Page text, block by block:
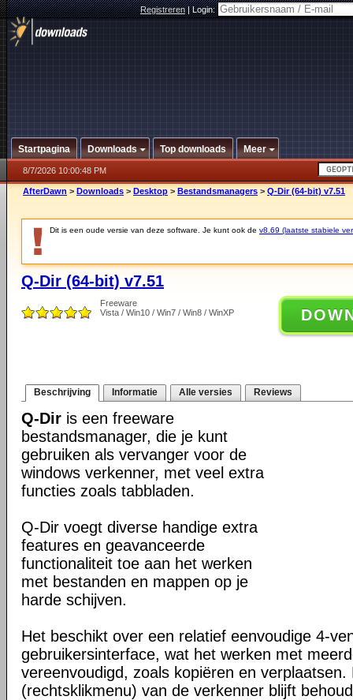
Registreren|Login:
Startpagina Downloads Top downloads Meer
8/7/2026 10:00:48 PM
AfterDawn > Downloads > Desktop > Bestandsmanagers > Q-Dir (64-bit) v7.51
Dit is een oude versie van deze software. Je kunt ook de v8.69 (laatste stabiele
Q-Dir (64-bit) v7.51
Freeware
Vista / Win10 / Win7 / Win8 / WinXP
Beschrijving Informatie Alle versies Reviews
Q-Dir is een freeware
bestandsmanager, die je kunt
gebruiken als vervanger voor de
windows verkenner, met veel extra
functies zoals tabbladen.
Q-Dir voegt diverse handige extra
features en geavanceerde
functionaliteit toe aan het werken
met bestanden en mappen op je
harde schijven.
Het beschikt over een relatief eenvoudige 4-
gebruikersinterface, wat het werken met
vereenvoudigd, zoals kopiëren en
(rechtsklikmenu) van de verkenner blijft